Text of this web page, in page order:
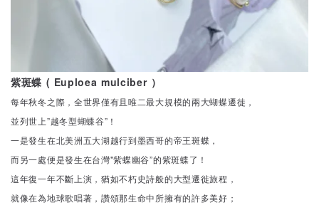
紫斑蝶 ( Euploea mulciber ）
每年秋冬之際，全世界僅有且唯二最大規模的兩大蝴蝶遷徙，
並列世上”越冬型蝴蝶谷”！
一是發生在北美洲五大湖越行到墨西哥的帝王斑蝶，
而另一處便是發生在台灣"紫蝶幽谷”的紫斑蝶了！
這年復一年不斷上演，猶如不朽史詩般的大型遷徙旅程，
就像在為地球歌唱著，讚頌那生命中所擁有的許多美好；